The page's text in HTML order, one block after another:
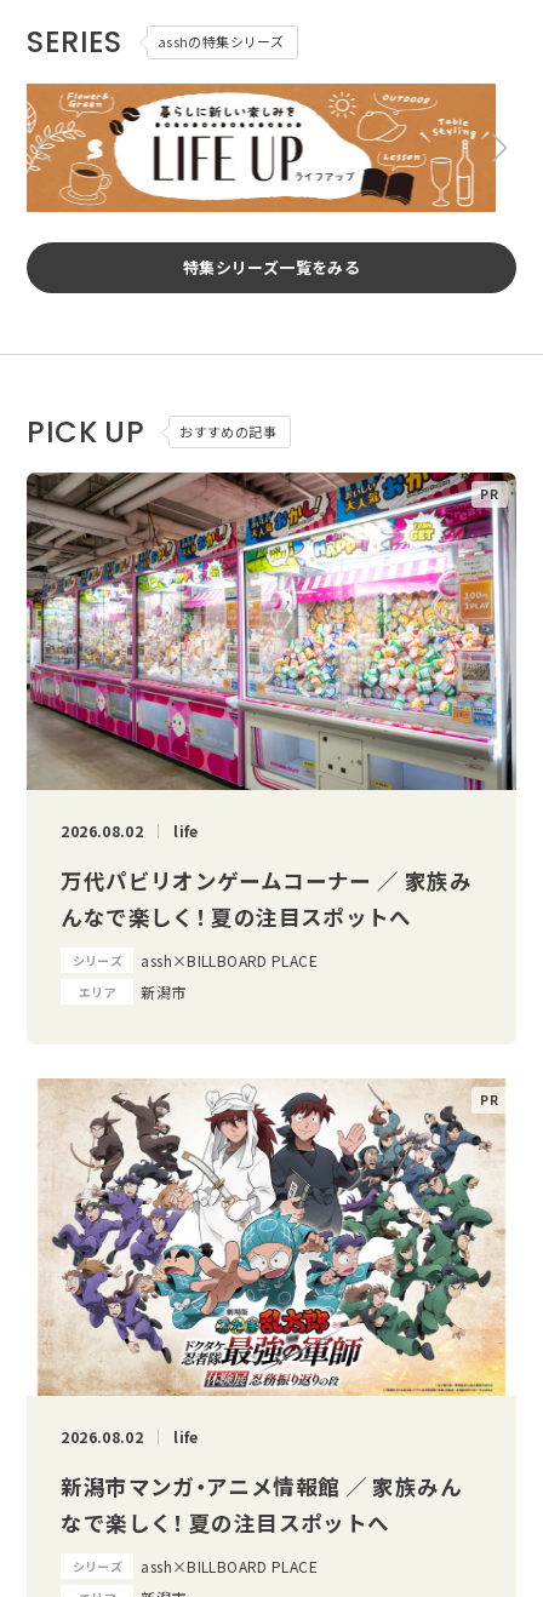
SERIES asshの特集シリーズ
特集シリーズ一覧をみる
PICK UP おすすめの記事
2026.08.02 life
万代パビリオンゲームコーナー ／ 家族み
んなで楽しく！ 夏の注目スポットへ
シリーズ assh×BILLBOARD PLACE
エリア 新潟市
2026.08.02 life
新潟市マンガ・アニメ情報館 ／ 家族みん
なで楽しく！ 夏の注目スポットへ
シリーズ assh×BILLBOARD PLACE